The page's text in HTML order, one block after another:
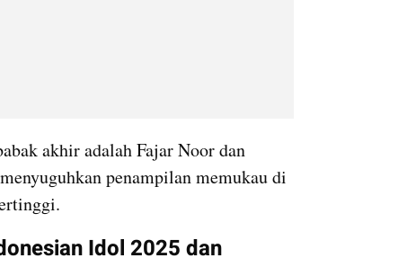
akhir adalah Fajar Noor dan
penampilan memukau di
Idol 2025 dan